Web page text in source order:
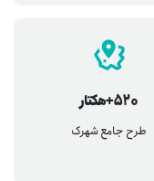
520+هکتار
طرح جامع شهرک